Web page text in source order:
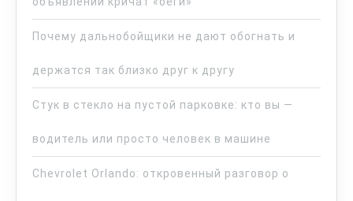
Почему дальнобойщики не дают обогнать и
держатся так близко друг к другу
Стук в стекло на пустой парковке: кто вы —
водитель или просто человек в машине
Chevrolet Orlando: откровенный разговор о